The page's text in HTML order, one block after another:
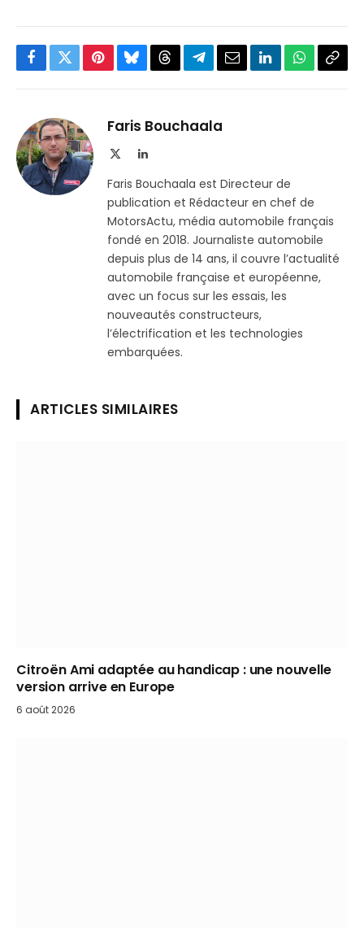
Facebook
TwitterPinterestBlueskyThreadsPartager
Telegram
EmailLinkedInWhatsApp
Faris Bouchaala
LinkedIn
Faris Bouchaala est Directeur de
publication et Rédacteur en chef de
MotorsActu, média automobile français
fondé en 2018. Journaliste automobile
depuis plus de 14 ans, il couvre l’actualité
automobile française et européenne,
avec un focus sur les essais, les
nouveautés constructeurs,
l’électrification et les technologies
embarquées.
ARTICLES SIMILAIRES
Citroën Ami adaptée au handicap : une nouvelle
version arrive en Europe
6 août 2026